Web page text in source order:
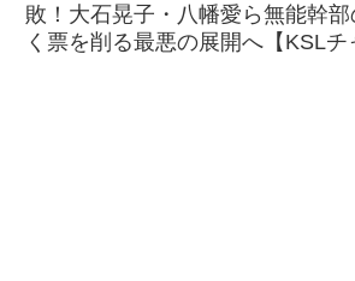
敗！大石晃子・八幡愛ら無能幹部
く票を削る最悪の展開へ【KSLチ